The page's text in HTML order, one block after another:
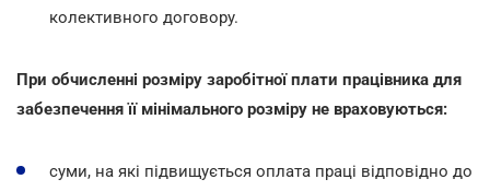
колективного договору.
При обчисленні розміру заробітної плати працівника для
забезпечення її мінімального розміру не враховуються:
суми, на які підвищується оплата праці відповідно до